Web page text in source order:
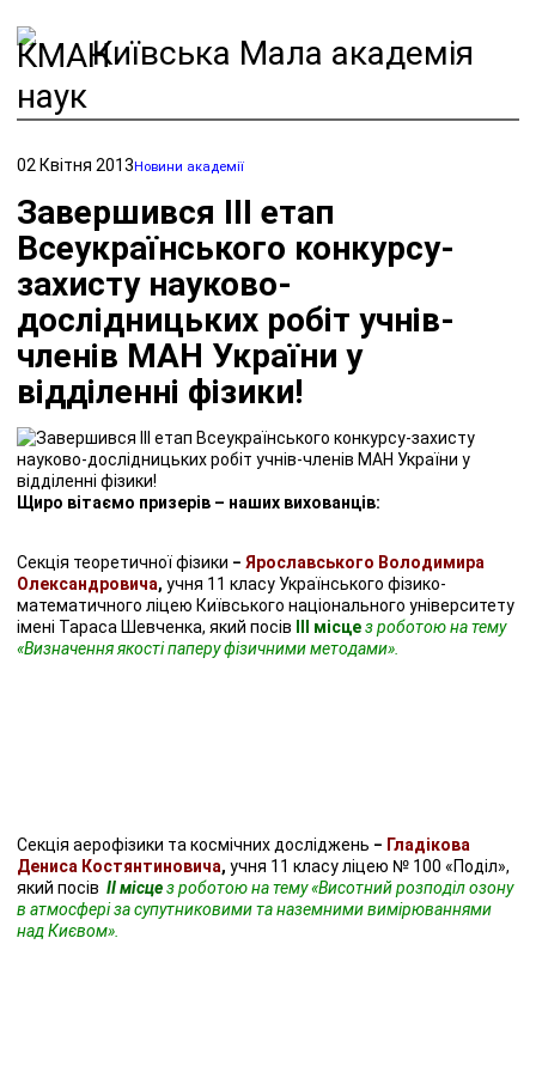
Київська Мала академія
наук
02 Квітня 2013Новини академії
Завершився ІІІ етап
Всеукраїнського конкурсу-
захисту науково-
дослідницьких робіт учнів-
членів МАН України у
відділенні фізики!
Щиро вітаємо призерів – наших вихованців:
Cекція теоретичної фізики − Ярославського Володимира
Олександровича, учня 11 класу Українського фізико-
математичного ліцею Київського національного університету
імені Тараса Шевченка, який посів
ІІІ місцез роботою на тему
«Визначення якості паперу фізичними методами».
Секція аерофізики та космічних досліджень − Гладікова
Дениса Костянтиновича, учня 11 класу ліцею № 100 «Поділ»,
який посів ІІ місцез роботою на тему «Висотний розподіл озону
в атмосфері за супутниковими та наземними вимірюваннями
над Києвом».